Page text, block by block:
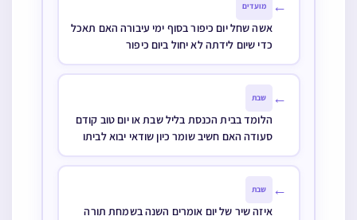
← מועדים
אשה שחל יום כיפור בסוף ימי עיבורה האם תאכל
כדי שיום לידתה לא יחול ביום כיפור
← שבת
הלומד בבית הכנסת בליל שבת או יום טוב קודם
סעודה האם חשיב שומר כיון שודאי יבוא לביתו
← שבת
איזה שיר של יום אומרים השנה בשמחת תורה